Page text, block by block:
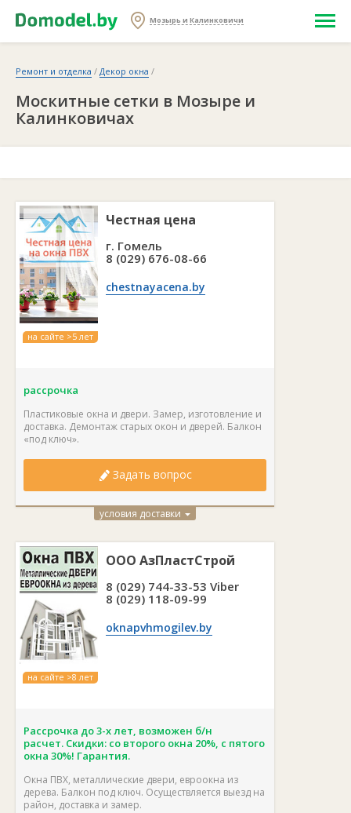
Мозырь и Калинковичи
Ремонт и отделка / Декор окна /
Москитные сетки в Мозыре и
Калинковичах
на сайте >5 лет
Честная цена
г. Гомель
8 (029) 676-08-66
chestnayacena.by
рассрочка
Пластиковые окна и двери. Замер, изготовление и
доставка. Демонтаж старых окон и дверей. Балкон
«под ключ».
Задать вопрос
условия доставки
на сайте >8 лет
ООО АзПластСтрой
8 (029) 744-33-53 Viber
8 (029) 118-09-99
oknapvhmogilev.by
Рассрочка до 3-х лет, возможен б/н
расчет. Скидки: со второго окна 20%, с пятого
окна 30%! Гарантия.
Окна ПВХ, металлические двери, евроокна из
дерева. Балкон под ключ. Осуществляется выезд на
район, доставка и замер.